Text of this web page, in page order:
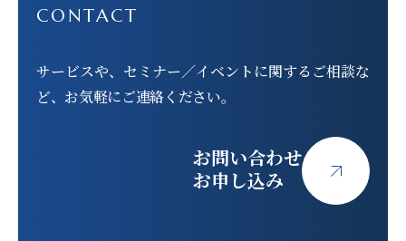
CONTACT
サービスや、セミナー／イベントに関する ご相談な
ど、お気軽にご連絡ください。
お問い合わせ
お申し込み